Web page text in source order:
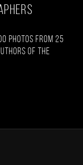
photos from 25
of the